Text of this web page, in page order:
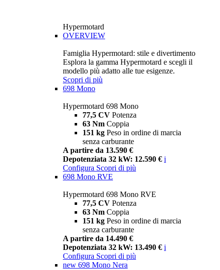
Hypermotard
OVERVIEW
Famiglia Hypermotard: stile e divertimento
Esplora la gamma Hypermotard e scegli il
modello più adatto alle tue esigenze.
Scopri di più
698 Mono
Hypermotard 698 Mono
77,5 CV Potenza
63 Nm Coppia
151 kg Peso in ordine di marcia
senza carburante
A partire da 13.590 €
Depotenziata 32 kW: 12.590 € i
Configura Scopri di più
698 Mono RVE
Hypermotard 698 Mono RVE
77,5 CV Potenza
63 Nm Coppia
151 kg Peso in ordine di marcia
senza carburante
A partire da 14.490 €
Depotenziata 32 kW: 13.490 € i
Configura Scopri di più
new 698 Mono Nera